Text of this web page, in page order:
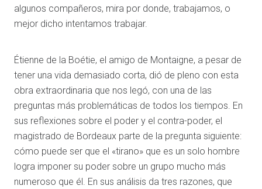
algunos compañeros, mira por donde, trabajamos, o
mejor dicho intentamos trabajar.
Étienne de la Boétie, el amigo de Montaigne, a pesar de
tener una vida demasiado corta, dió de pleno con esta
obra extraordinaria que nos legó, con una de las
preguntas más problemáticas de todos los tiempos. En
sus reflexiones sobre el poder y el contra-poder, el
magistrado de Bordeaux parte de la pregunta siguiente:
cómo puede ser que el «tirano» que es un solo hombre
logra imponer su poder sobre un grupo mucho más
numeroso que él. En sus análisis da tres razones, que